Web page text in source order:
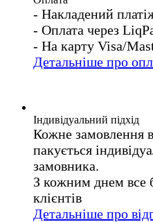
- Накладений
- Оплата через
- На карту Visa/
Детальніше про
Індивідуальний підхід
Кожне замовлення
пакується
замовника.
З кожним днем все
клієнтів
Детальніше про